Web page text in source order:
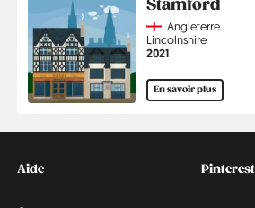
Stamford
CountryAngleterre
Région
Lincolnshire
Année
2021
En savoir plus
Kontakt
Aide
Social
Pinterest